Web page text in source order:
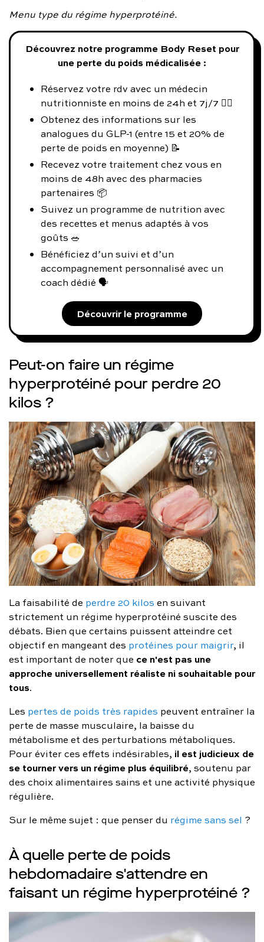
Menu type du régime hyperprotéiné.
Découvrez notre programme Body Reset pour
une perte du poids médicalisée :
Réservez votre rdv avec un médecin
nutritionniste en moins de 24h et 7j/7 👨‍⚕️
Obtenez des informations sur les
analogues du GLP-1 (entre 15 et 20% de
perte de poids en moyenne) 📝
Recevez votre traitement chez vous en
moins de 48h avec des pharmacies
partenaires 📦
Suivez un programme de nutrition avec
des recettes et menus adaptés à vos
goûts 🥗
Bénéficiez d’un suivi et d’un
accompagnement personnalisé avec un
coach dédié 🗣️
Découvrir le programme
Peut-on faire un régime
hyperprotéiné pour perdre 20
kilos ?
La faisabilité de perdre 20 kilos en suivant
strictement un régime hyperprotéiné suscite des
débats. Bien que certains puissent atteindre cet
objectif en mangeant des protéines pour maigrir, il
est important de noter que ce n'est pas une
approche universellement réaliste ni souhaitable pour
tous.
Les pertes de poids très rapides peuvent entraîner la
perte de masse musculaire, la baisse du
métabolisme et des perturbations métaboliques.
Pour éviter ces effets indésirables, il est judicieux de
se tourner vers un régime plus équilibré, soutenu par
des choix alimentaires sains et une activité physique
régulière.
Sur le même sujet : que penser du régime sans sel ?
À quelle perte de poids
hebdomadaire s'attendre en
faisant un régime hyperprotéiné ?